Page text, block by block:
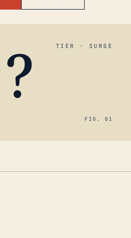
TIER · SURGE
?
FIG. 01